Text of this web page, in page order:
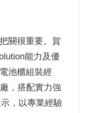
關很重要。賀
能力及優
池櫃組裝經
，搭配實力強
，以專業經驗